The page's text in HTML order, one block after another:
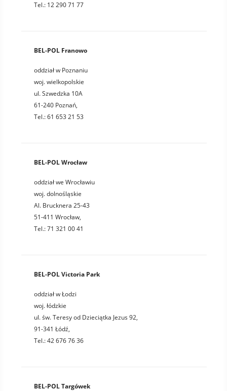
Tel.: 12 290 71 77
BEL-POL Franowo
oddział w Poznaniu
woj. wielkopolskie
ul. Szwedzka 10A
61-240 Poznań,
Tel.: 61 653 21 53
BEL-POL Wrocław
oddział we Wrocławiu
woj. dolnośląskie
Al. Brucknera 25-43
51-411 Wrocław,
Tel.: 71 321 00 41
BEL-POL Victoria Park
oddział w Łodzi
woj. łódzkie
ul. św. Teresy od Dzieciątka Jezus 92,
91-341 Łódź,
Tel.: 42 676 76 36
BEL-POL Targówek